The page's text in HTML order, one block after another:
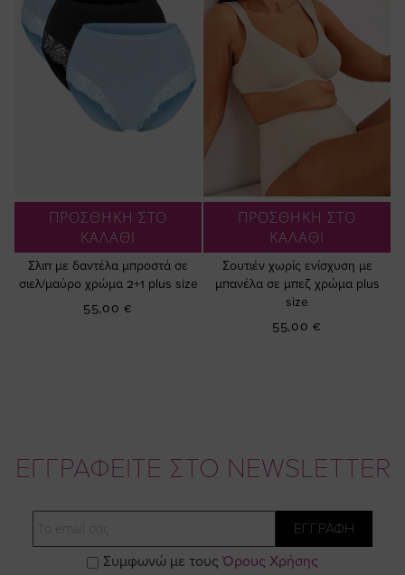
ΠΡΟΣΘΗΚΗ ΣΤΟ
ΚΑΛΑΘΙ
Σλιπ με δαντέλα μπροστά σε
σιελ/μαύρο χρώμα 2+1 plus size
55,00 €
ΠΡΟΣΘΗΚΗ ΣΤΟ
ΚΑΛΑΘΙ
Σουτιέν χωρίς ενίσχυση με
μπανέλα σε μπεζ χρώμα plus
size
55,00 €
ΕΓΓΡΑΦΕΙΤΕ ΣΤΟ NEWSLETTER
ΕΓΓΡΑΦΗ
Συμφωνώ με τους Όρους Χρήσης